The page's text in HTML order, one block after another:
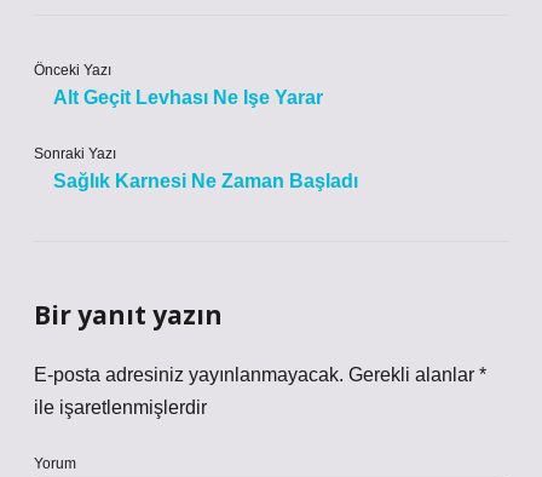
Önceki Yazı
Alt Geçit Levhası Ne Işe Yarar
Sonraki Yazı
Sağlık Karnesi Ne Zaman Başladı
Bir yanıt yazın
E-posta adresiniz yayınlanmayacak. Gerekli alanlar *
ile işaretlenmişlerdir
Yorum